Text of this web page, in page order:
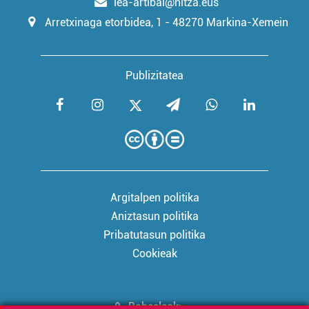
Arretxinaga etorbidea, 1 - 48270 Markina-Xemein
Publizitatea
Argitalpen politika
Aniztasun politika
Pribatutasun politika
Cookieak